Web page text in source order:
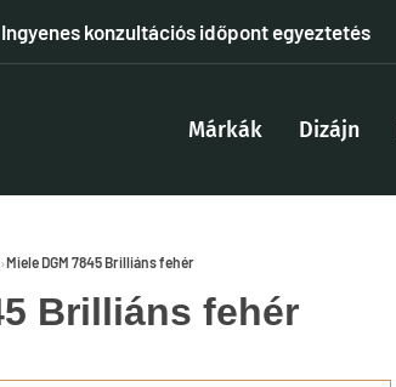
Ingyenes konzultációs időpont egyeztetés
Márkák Dizájn
›Miele DGM 7845 Brilliáns fehér
Brilliáns fehér